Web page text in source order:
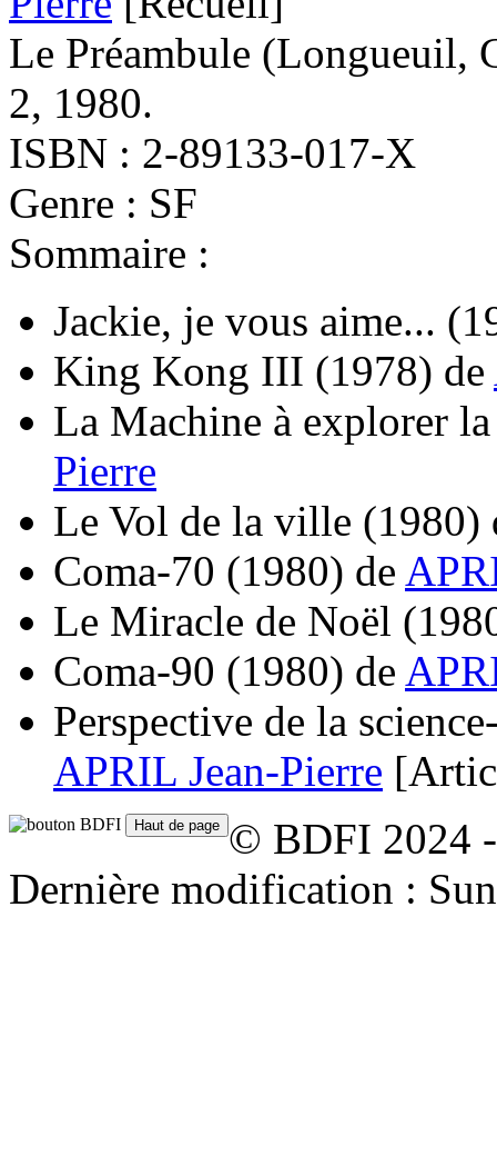
Le Préambule (Longueuil,
2, 1980.
ISBN : 2-89133-017-X
Genre : SF
Sommaire :
Jackie, je vous aime...
King Kong III (1978) de
La Machine à explorer
Pierre
Le Vol de la ville (1980)
Coma-70 (1980) de
Le Miracle de Noël
Coma-90 (1980) de
Perspective de la
APRIL Jean-Pierre
© BDFI 2024
Dernière modification :